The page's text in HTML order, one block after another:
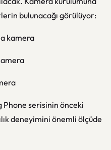
bulunacağı görülüyor:
kamera
Phone serisinin önceki
deneyimini önemli ölçüde